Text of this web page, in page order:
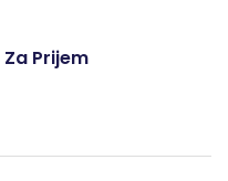
Prijem